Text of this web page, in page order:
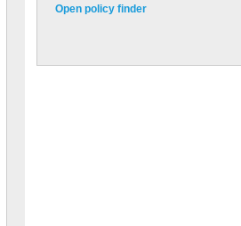
Open policy finder